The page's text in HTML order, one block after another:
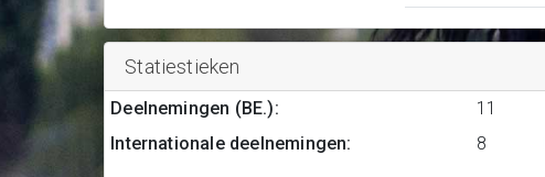
Statiestieken
Deelnemingen (BE.):
11
Internationale deelnemingen: 8